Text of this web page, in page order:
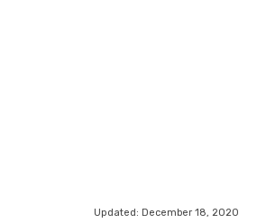
Updated: December 18, 2020